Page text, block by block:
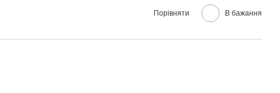
Порівняти В бажання